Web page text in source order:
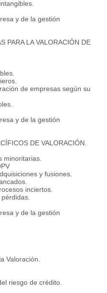
y de la gestión
PARA LA VALORACIÓN DE
de empresas según su
y de la gestión
DE VALORACIÓN.
minoritarias.
y fusiones.
inciertos.
y de la gestión
Valoración.
riesgo de crédito.